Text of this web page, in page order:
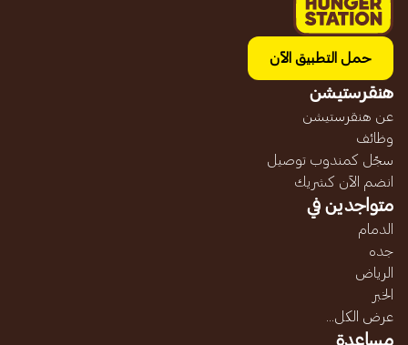
حمل التطبيق الآن
هنقرستيشن
عن هنقرستيشن
وظائف
سجّل كمندوب توصيل
انضم الآن كشريك
متواجدين في
الدمام
جده
الرياض
الخبر
عرض الكل...
مساعدة